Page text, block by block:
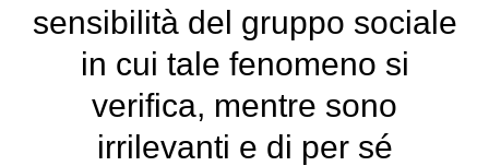
sensibilità del gruppo sociale
in cui tale fenomeno si
verifica, mentre sono
irrilevanti e di per sé